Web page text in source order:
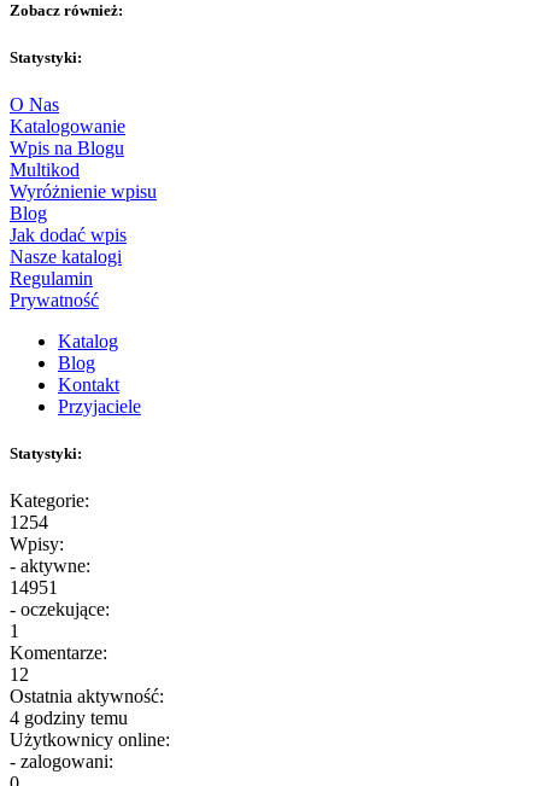
Zobacz również:
Statystyki:
O Nas
Katalogowanie
Wpis na Blogu
Multikod
Wyróżnienie wpisu
Blog
Jak dodać wpis
Nasze katalogi
Regulamin
Prywatność
Katalog
Blog
Kontakt
Przyjaciele
Statystyki:
Kategorie:
1254
Wpisy:
- aktywne:
14951
- oczekujące:
1
Komentarze:
12
Ostatnia aktywność:
4 godziny temu
Użytkownicy online:
- zalogowani: